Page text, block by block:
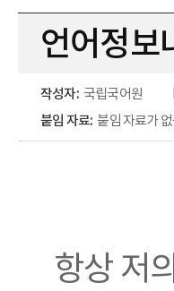
언어정보
작성자: 국립국어원
붙임 자료: 붙임 자료가
항상 저